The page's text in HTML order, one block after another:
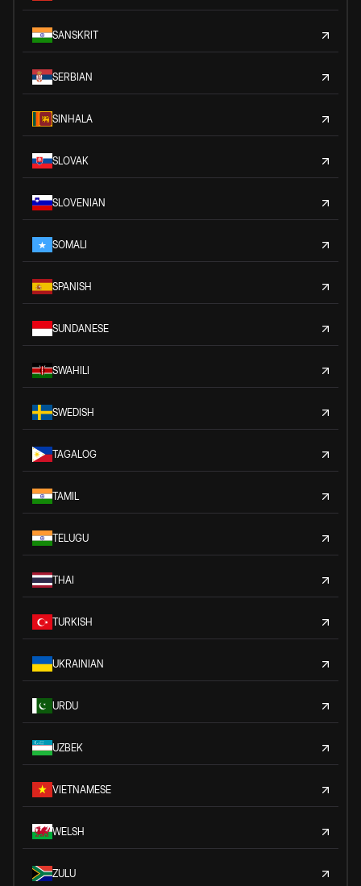
SANSKRIT
SERBIAN
SINHALA
SLOVAK
SLOVENIAN
SOMALI
SPANISH
SUNDANESE
SWAHILI
SWEDISH
TAGALOG
TAMIL
TELUGU
THAI
TURKISH
UKRAINIAN
URDU
UZBEK
VIETNAMESE
WELSH
ZULU